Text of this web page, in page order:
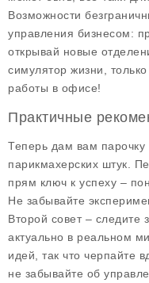
Возможности
управления бизнесом:
открывай новые
симулятор жизни,
работы в офисе!
Практичные
Теперь дам вам парочку
парикмахерских штук.
прям ключ к успеху –
Не забывайте
Второй совет – следите
актуально в реальном
идей, так что черпайте
не забывайте об